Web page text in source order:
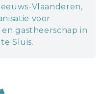
Vlaanderen,
voor
gastheerschap in
Sluis.